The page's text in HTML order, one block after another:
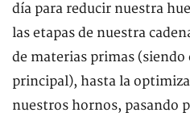
día para reducir nuestra
las etapas de nuestra
de materias primas
principal), hasta la
nuestros hornos, pasando